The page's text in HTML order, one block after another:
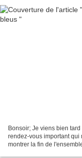
Bonsoir; Je viens bien
rendez-vous important qui
montrer la fin de